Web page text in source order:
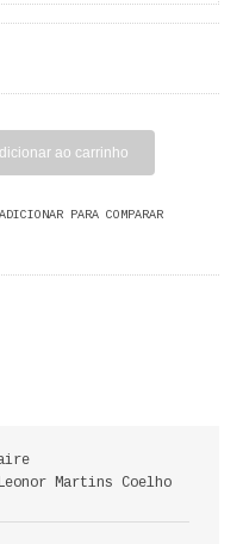
ADICIONAR PARA COMPARAR
Martins Coelho